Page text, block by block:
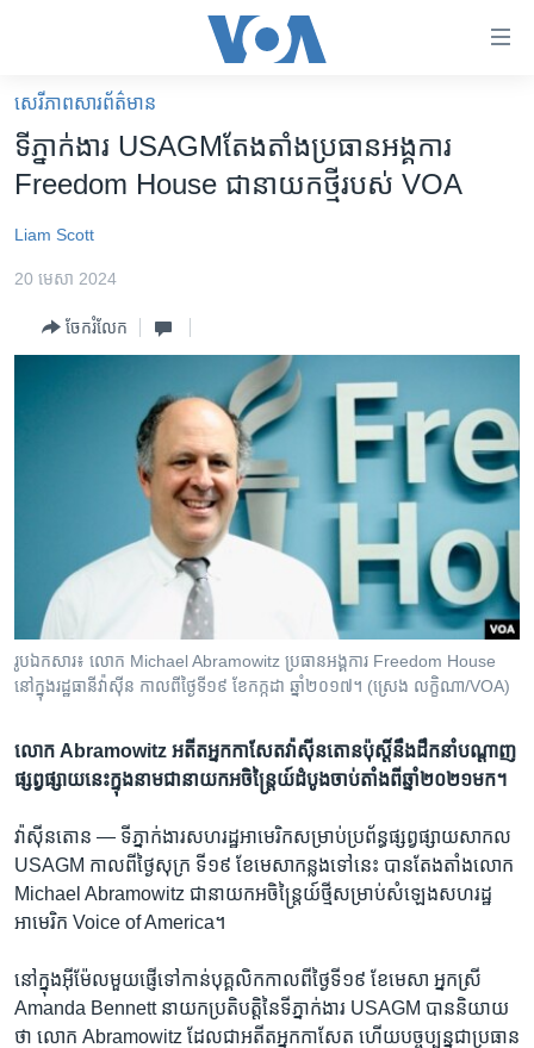
គេហទំព័រ​
ទាក់ទង
រំលង​
និង​
ទំព័រ​
ទៅ​
អន្តរជាតិ
កម្ពុជាច្នៃប្រតិដ្ឋ
Khmer English
បណ្តាញ​សង្គម
ភាសា
សេរីភាពសារព័ត៌មាន
ទីភ្នាក់ងារ​ USAGMតែង​តាំង​ប្រធាន​អង្គការ​
Freedom House ជា​នាយក​ថ្មី​របស់​ VOA
Liam Scott
20 មេសា 2024
ចែករំលែក
រូបឯកសារ៖ លោក Michael Abramowitz ​ប្រធាន​អង្គការ Freedom House
នៅ​ក្នុង​រដ្ឋធានី​វ៉ាស៊ីន កាលពី​ថ្ងៃ​ទី១៩ ខែ​កក្កដា ឆ្នាំ២០១៧។ (ស្រេង លក្ខិណា/VOA)
លោក Abramowitz អតីត​អ្នក​កាសែត​វ៉ាស៊ីនតោនប៉ុស្តិ៍​នឹង​ដឹកនាំ​បណ្ដាញ​
ផ្សព្វផ្សាយ​នេះ​ក្នុងនាម​ជា​នាយក​អចិន្ត្រៃយ៍​ដំបូង​ចាប់តាំង​ពី​ឆ្នាំ​២០២១​មក។
វ៉ាស៊ីនតោន — ទីភ្នាក់ងារ​សហរដ្ឋ​អាមេរិក​សម្រាប់​ប្រព័ន្ធផ្សព្វផ្សាយ​សាកល ​
USAGM កាលពី​ថ្ងៃ​សុក្រ ទី១៩ ខែមេសា​កន្លង​ទៅ​នេះ បាន​តែងតាំង​លោក
Michael Abramowitz ជា​នាយក​អចិន្ត្រៃយ៍​ថ្មី​សម្រាប់​សំឡេង​សហរដ្ឋ​
អាមេរិក Voice of America។
នៅក្នុងអ៊ីម៉ែល​មួយ​ផ្ញើ​ទៅកាន់​បុគ្គលិក​កាលពី​ថ្ងៃ​ទី១៩ ខែមេសា​ អ្នកស្រី
Amanda Bennett នាយក​ប្រតិបត្តិ​នៃ​ទីភ្នាក់ងារ USAGM បាននិយាយ​
ថា លោក Abramowitz ដែលជា​អតីត​អ្នកកាសែត ហើយ​បច្ចុប្បន្ន​ជា​ប្រធាន​